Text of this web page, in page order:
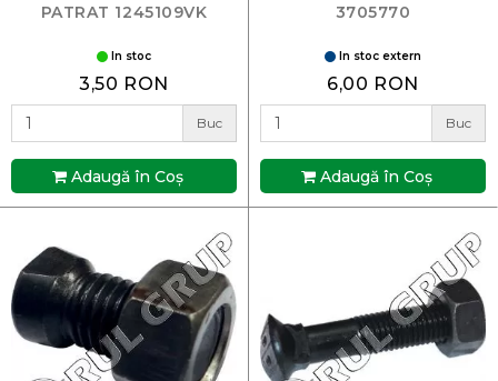
PATRAT 1245109VK
In stoc
3,50 RON
Buc
Adaugă în Coş
3705770
In stoc extern
6,00 RON
Buc
Adaugă în Coş